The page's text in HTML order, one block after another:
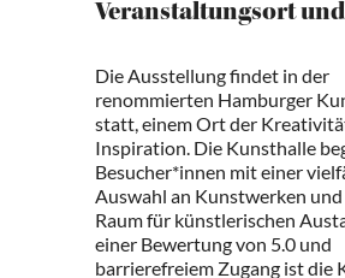
Veranstaltungsort
Die Ausstellung findet in der
renommierten Hamburger
statt, einem Ort der
Inspiration. Die Kunsthalle
Besucher*innen mit einer
Auswahl an Kunstwerken
Raum für künstlerischen
einer Bewertung von 5.0 und
barrierefreiem Zugang ist die